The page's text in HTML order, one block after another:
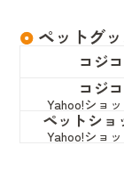
ペットグ
コジ
コジ
Yahoo!ショ
ペットショ
Yahoo!ショ